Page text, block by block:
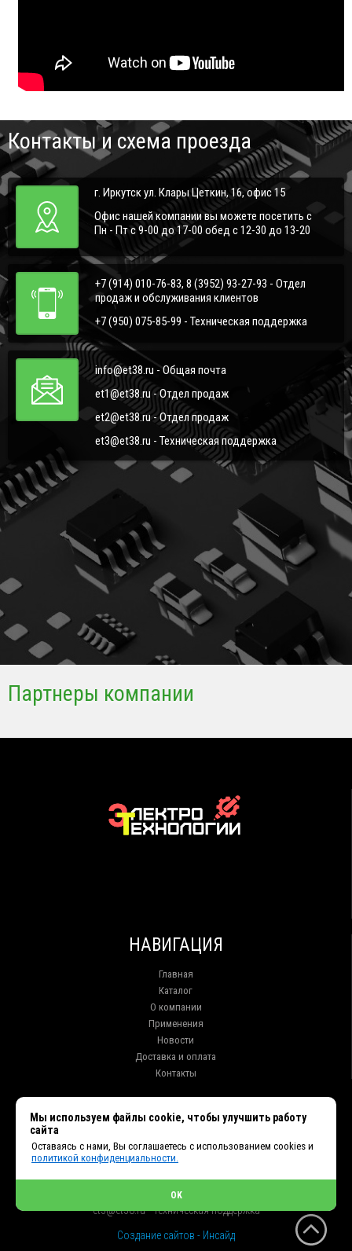
Контакты и схема проезда
г. Иркутск ул. Клары Цеткин, 16, офис 15
Офис нашей компании вы можете посетить с
Пн - Пт с 9-00 до 17-00 обед с 12-30 до 13-20
+7 (914) 010-76-83, 8 (3952) 93-27-93 - Отдел
продаж и обслуживания клиентов
+7 (950) 075-85-99 - Техническая поддержка
info@et38.ru - Общая почта
et1@et38.ru - Отдел продаж
et2@et38.ru - Отдел продаж
et3@et38.ru - Техническая поддержка
Партнеры компании
НАВИГАЦИЯ
Главная
Каталог
О компании
Применения
Новости
Доставка и оплата
Контакты
+7 (914) 010-76-83, 8 (3952) 93-27-93 - Отдел продаж
+7 (950) 075-85-99 - Техническая поддержка
et2@et38.ru - Отдел продаж
et3@et38.ru - Техническая поддержка
Создание сайтов - Инсайд
Мы используем файлы cookie, чтобы улучшить работу
сайта
Оставаясь с нами, Вы соглашаетесь с использованием cookies и
политикой конфиденциальности.
OK